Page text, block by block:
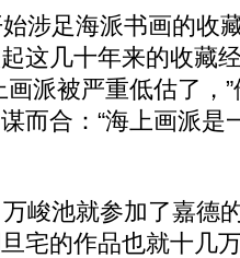
足海派书画的收
这几十年来的收藏
派被严重低估了，
而合：“海上画派是
池就参加了嘉德
宅的作品也就十几